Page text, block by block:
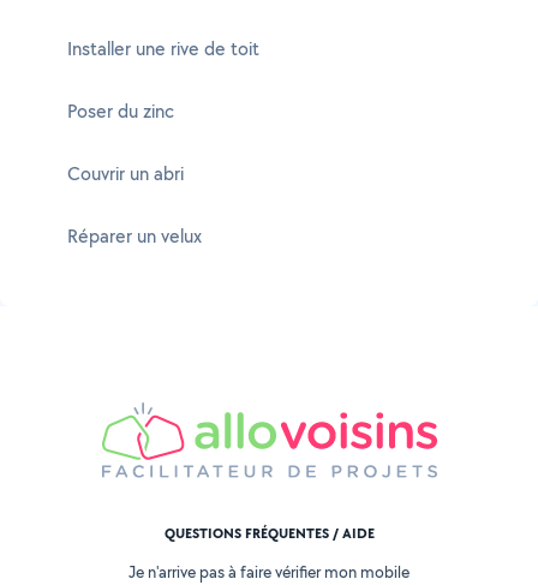
Installer une rive de toit
Poser du zinc
Couvrir un abri
Réparer un velux
QUESTIONS FRÉQUENTES / AIDE
Je n'arrive pas à faire vérifier mon mobile